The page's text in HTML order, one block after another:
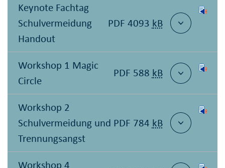
Keynote Fachtag
Schulvermeidung
Handout
PDF 4093 kB
Workshop 1 Magic
Circle
PDF 588 kB
Workshop 2
Schulvermeidung und
Trennungsangst
PDF 784 kB
Workshop 4